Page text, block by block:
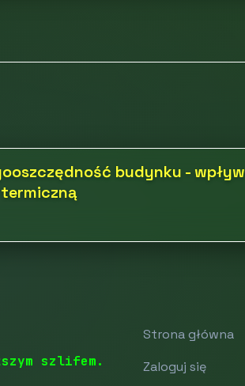
budynku - wpływ
szlifem.
Strona główna
Zaloguj się